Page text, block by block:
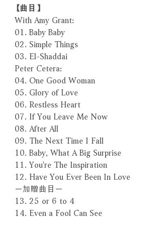
【曲目】
With Amy Grant:
01. Baby Baby
02. Simple Things
03. El-Shaddai
Peter Cetera:
04. One Good Woman
05. Glory of Love
06. Restless Heart
07. If You Leave Me Now
08. After All
09. The Next Time I Fall
10. Baby, What A Big Surprise
11. You're The Inspiration
12. Have You Ever Been In Love
－加贈曲目－
13. 25 or 6 to 4
14. Even a Fool Can See